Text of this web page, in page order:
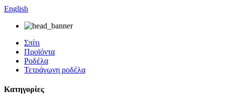
English
Σπίτι
Προϊόντα
Ροδέλα
Τετράγωνη ροδέλα
Κατηγορίες